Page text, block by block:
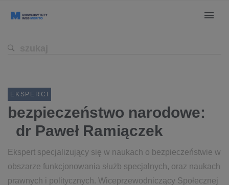
EKSPERCI
bezpieczeństwo narodowe:
dr Paweł Ramiączek
Ekspert specjalizujący się w naukach o bezpieczeństwie w
obszarze funkcjonowania służb specjalnych, oraz naukach
prawnych i politycznych. Wiceprzewodniczący Społecznej